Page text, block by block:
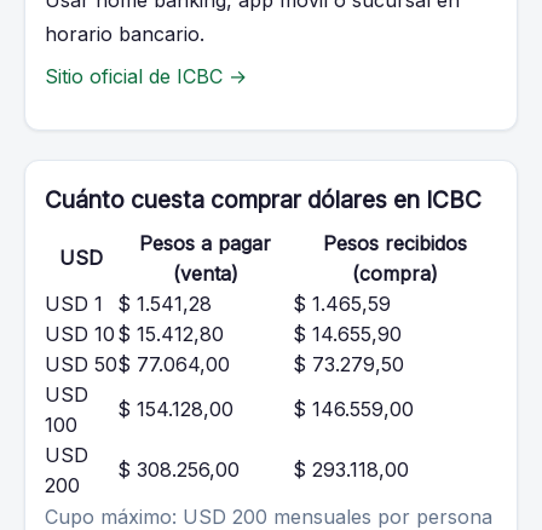
horario bancario.
Sitio oficial de ICBC →
Cuánto cuesta comprar dólares en ICBC
USD
Pesos a pagar
(venta)
Pesos recibidos
(compra)
USD 1
$ 1.541,28
$ 1.465,59
USD 10 $ 15.412,80
$ 14.655,90
USD 50$ 77.064,00
$ 73.279,50
USD
100
$ 154.128,00
$ 146.559,00
USD
200
$ 308.256,00
$ 293.118,00
Cupo máximo: USD 200 mensuales por persona